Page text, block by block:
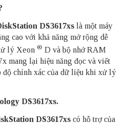
DS3617xs là một máy
cao với khả năng mở rộng dễ
lý Xeon ® D và bộ nhớ RAM
mang lại hiệu năng đọc và viết
độ chính xác của dữ liệu khi xử lý
DS3617xs.
DS3617xs có hỗ trợ của